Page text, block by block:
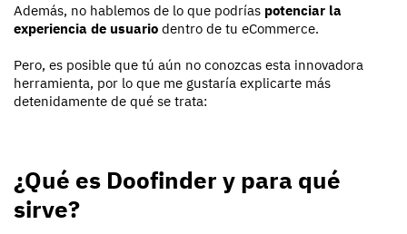
Además, no hablemos de lo que podrías potenciar la
experiencia de usuario dentro de tu eCommerce.
Pero, es posible que tú aún no conozcas esta innovadora
herramienta, por lo que me gustaría explicarte más
detenidamente de qué se trata:
¿Qué es Doofinder y para qué
sirve?